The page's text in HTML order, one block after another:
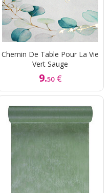
Chemin De Table Pour La Vie
Vert Sauge
9.50 €